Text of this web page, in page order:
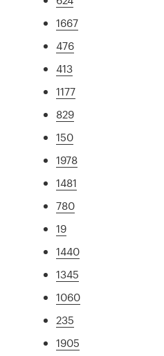
1667
476
413
1177
829
150
1978
1481
780
19
1440
1345
1060
235
1905